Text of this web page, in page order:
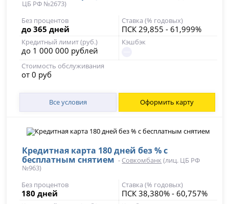
ЦБ РФ №2673)
Без процентов
до 365 дней
Ставка (% годовых)
ПСК 29,855 - 61,999%
Кредитный лимит (руб.)
до 1 000 000 рублей
Кэшбэк
Стоимость обслуживания
от 0 руб
Все условия Оформить карту
Кредитная карта 180 дней без % с
бесплатным снятием - Совкомбанк (лиц. ЦБ РФ
№963)
Без процентов
180 дней
Ставка (% годовых)
ПСК 38,380% - 60,757%